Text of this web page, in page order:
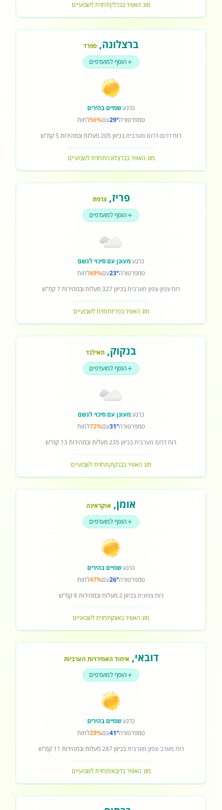
מזג האוויר בברליןתחזית לשבועיים
ברצלונה, ספרד
הוסף למועדפים
כרגעשמיים בהירים
טמפרטורה29°עם56%לחות
רוח דרום-דרום מערביתבכיוון 205מעלות ובמהירות 5 קמ"ש
מזג האוויר בברצלונהתחזית לשבועיים
פריז,צרפת
הוסף למועדפים
כרגעמעונן עם סיכוי לגשם
טמפרטורה23°עם69%לחות
רוח צפון-צפון מערביתבכיוון327מעלות ובמהירות7קמ"ש
מזג האוויר בפריזתחזית לשבועיים
בנקוק, תאילנד
הוסף למועדפים
כרגעמעונן עם סיכוי לגשם
טמפרטורה31°עם72%לחות
רוח דרום מערביתבכיוון 235מעלות ובמהירות 13 קמ"ש
מזג האוויר בבנקוקתחזית לשבועיים
אומן, אוקראינה
הוסף למועדפים
כרגעשמיים בהירים
טמפרטורה26°עם47%לחות
רוחצפוניתבכיוון2מעלות ובמהירות8קמ"ש
מזג האוויר באומןתחזית לשבועיים
דובאי, איחוד האמירויות הערביות
הוסף למועדפים
כרגעשמיים בהירים
טמפרטורה41°עם29%לחות
רוח מערב-צפון מערביתבכיוון287מעלות ובמהירות 11 קמ"ש
מזג האוויר בדובאיתחזית לשבועיים